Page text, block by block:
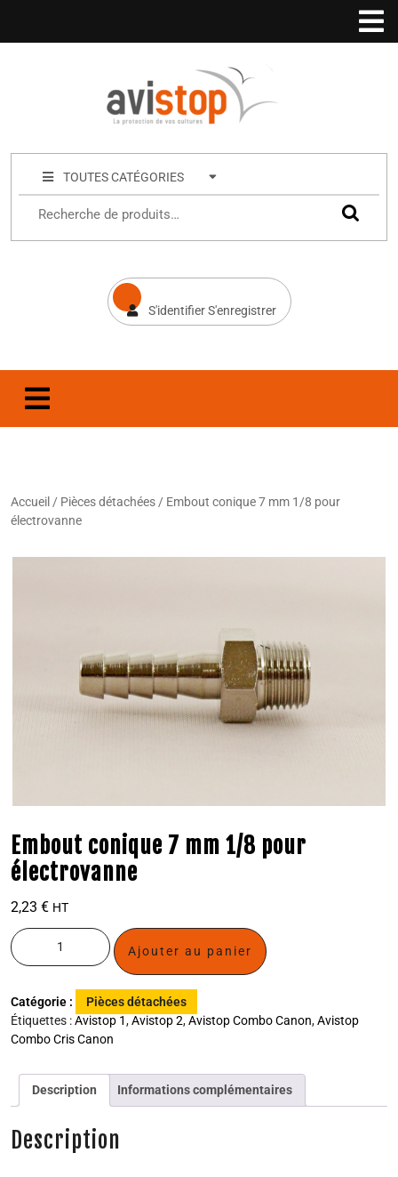
TOUTES CATÉGORIES
S'identifier S'enregistrer
Accueil / Pièces détachées / Embout conique 7 mm 1/8 pour
électrovanne
Embout conique 7 mm 1/8 pour
électrovanne
2,23 € HT
Ajouter au panier
Catégorie :
Pièces détachées
Étiquettes :Avistop 1,Avistop 2,Avistop Combo Canon,Avistop
Combo Cris Canon
Description Informations complémentaires
Description